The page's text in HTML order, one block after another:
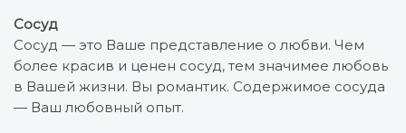
Сосуд
Сосуд — это Ваше представление о любви. Чем
более красив и ценен сосуд, тем значимее любовь
в Вашей жизни. Вы романтик. Содержимое сосуда
— Ваш любовный опыт.